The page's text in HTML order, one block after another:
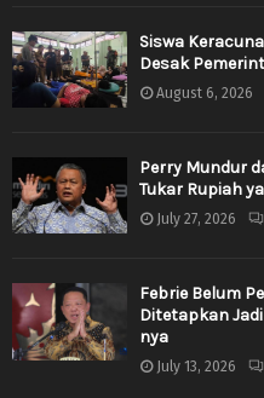
Siswa
Desak
August 6, 2026
Perry Mundur
Tukar Rupiah
July 27, 2026
Febrie Belum
Ditetapkan
nya
July 13, 2026